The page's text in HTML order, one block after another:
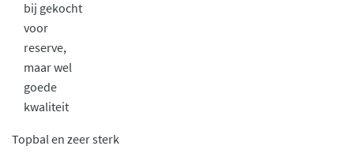
bij gekocht
voor
reserve,
maar wel
goede
kwaliteit
Topbal en zeer sterk